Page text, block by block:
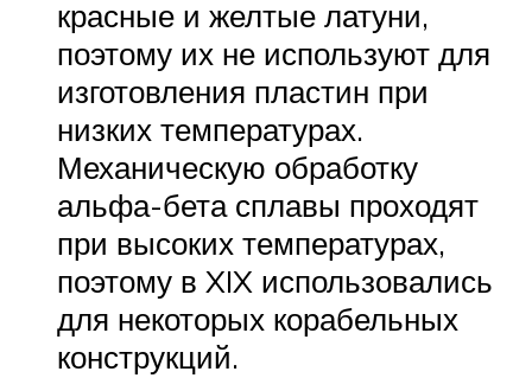
красные и желтые латуни,
поэтому их не используют для
изготовления пластин при
низких температурах.
Механическую обработку
альфа-бета сплавы проходят
при высоких температурах,
поэтому в XIX использовались
для некоторых корабельных
конструкций.